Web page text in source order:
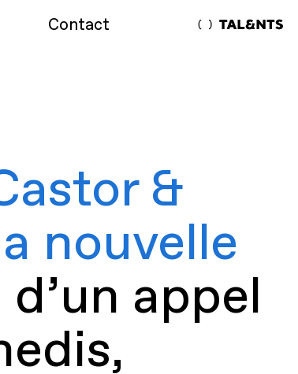
Contact
Talents | Cabinet de
placement
&
nouvelle
d’un appel